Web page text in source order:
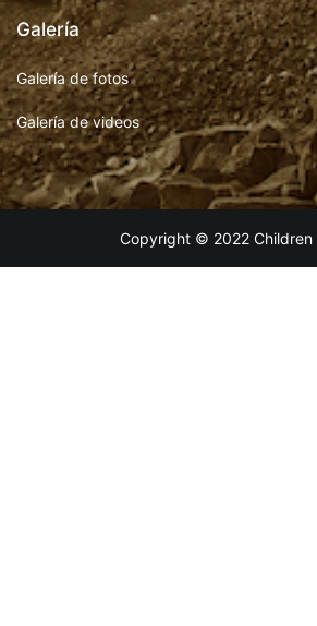
Galería
Galería de fotos
Galería de videos
Copyright © 2022 Children